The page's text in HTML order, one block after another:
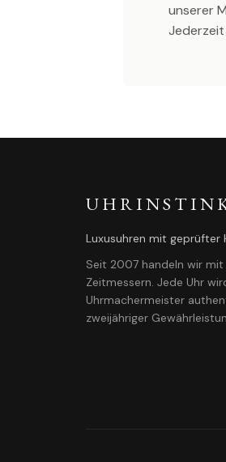
unserer
Luxusuhren mit geprüfter
Seit 2007 handeln wir
Zeitmessern. Jede Uhr
Uhrmachermeister
zweijähriger